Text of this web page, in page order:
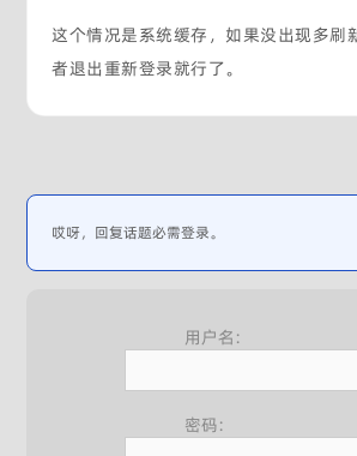
这个情况是系统缓存，如果没出现多刷
者退出重新登录就行了。
哎呀，回复话题必需登录。
用户名:
密码: